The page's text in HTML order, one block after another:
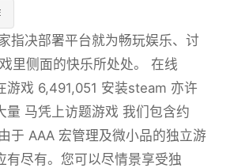
指决部署平台就为畅玩娱乐、讨
里侧面的快乐所处处。 在线
游戏 6,491,051 安装steam 亦许
量 马凭上访题游戏 我们包含约
于 AAA 宏管理及微小品的独立游
有尽有。您可以尽情景享受独